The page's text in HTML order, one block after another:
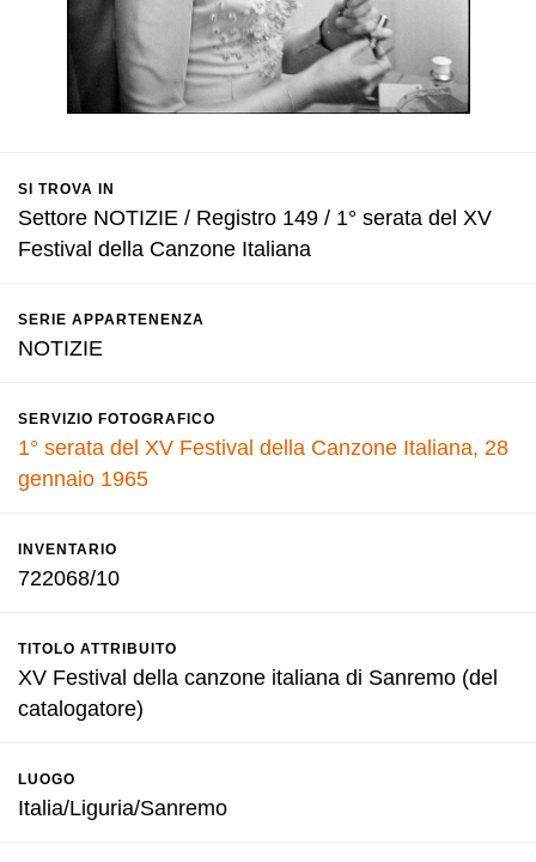
SI TROVA IN
Settore NOTIZIE / Registro 149 / 1° serata del XV
Festival della Canzone Italiana
SERIE APPARTENENZA
NOTIZIE
SERVIZIO FOTOGRAFICO
1° serata del XV Festival della Canzone Italiana, 28
gennaio 1965
INVENTARIO
722068/10
TITOLO ATTRIBUITO
XV Festival della canzone italiana di Sanremo (del
catalogatore)
LUOGO
Italia/Liguria/Sanremo